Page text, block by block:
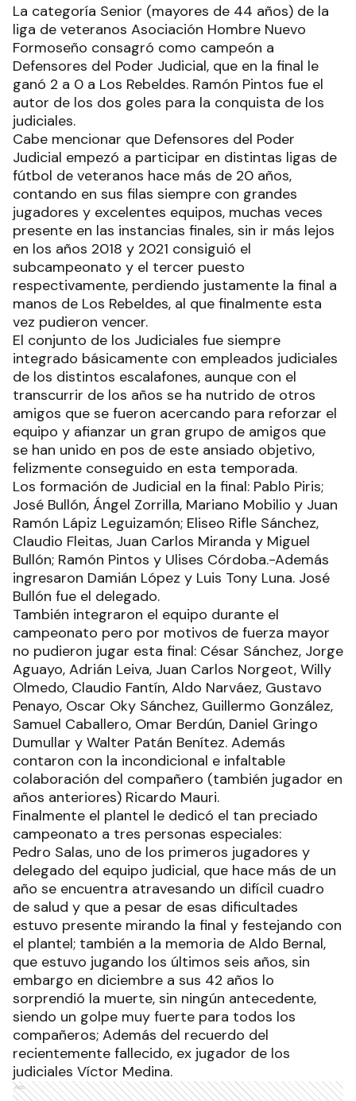
La categoría Senior (mayores de 44 años) de la
liga de veteranos Asociación Hombre Nuevo
Formoseño consagró como campeón a
Defensores del Poder Judicial, que en la final le
ganó 2 a 0 a Los Rebeldes. Ramón Pintos fue el
autor de los dos goles para la conquista de los
judiciales.
Cabe mencionar que Defensores del Poder
Judicial empezó a participar en distintas ligas de
fútbol de veteranos hace más de 20 años,
contando en sus filas siempre con grandes
jugadores y excelentes equipos, muchas veces
presente en las instancias finales, sin ir más lejos
en los años 2018 y 2021 consiguió el
subcampeonato y el tercer puesto
respectivamente, perdiendo justamente la final a
manos de Los Rebeldes, al que finalmente esta
vez pudieron vencer.
El conjunto de los Judiciales fue siempre
integrado básicamente con empleados judiciales
de los distintos escalafones, aunque con el
transcurrir de los años se ha nutrido de otros
amigos que se fueron acercando para reforzar el
equipo y afianzar un gran grupo de amigos que
se han unido en pos de este ansiado objetivo,
felizmente conseguido en esta temporada.
Los formación de Judicial en la final: Pablo Piris;
José Bullón, Ángel Zorrilla, Mariano Mobilio y Juan
Ramón Lápiz Leguizamón; Eliseo Rifle Sánchez,
Claudio Fleitas, Juan Carlos Miranda y Miguel
Bullón; Ramón Pintos y Ulises Córdoba.-Además
ingresaron Damián López y Luis Tony Luna. José
Bullón fue el delegado.
También integraron el equipo durante el
campeonato pero por motivos de fuerza mayor
no pudieron jugar esta final: César Sánchez, Jorge
Aguayo, Adrián Leiva, Juan Carlos Norgeot, Willy
Olmedo, Claudio Fantín, Aldo Narváez, Gustavo
Penayo, Oscar Oky Sánchez, Guillermo González,
Samuel Caballero, Omar Berdún, Daniel Gringo
Dumullar y Walter Patán Benítez. Además
contaron con la incondicional e infaltable
colaboración del compañero (también jugador en
años anteriores) Ricardo Mauri.
Finalmente el plantel le dedicó el tan preciado
campeonato a tres personas especiales:
Pedro Salas, uno de los primeros jugadores y
delegado del equipo judicial, que hace más de un
año se encuentra atravesando un difícil cuadro
de salud y que a pesar de esas dificultades
estuvo presente mirando la final y festejando con
el plantel; también a la memoria de Aldo Bernal,
que estuvo jugando los últimos seis años, sin
embargo en diciembre a sus 42 años lo
sorprendió la muerte, sin ningún antecedente,
siendo un golpe muy fuerte para todos los
compañeros; Además del recuerdo del
recientemente fallecido, ex jugador de los
judiciales Víctor Medina.
Ads